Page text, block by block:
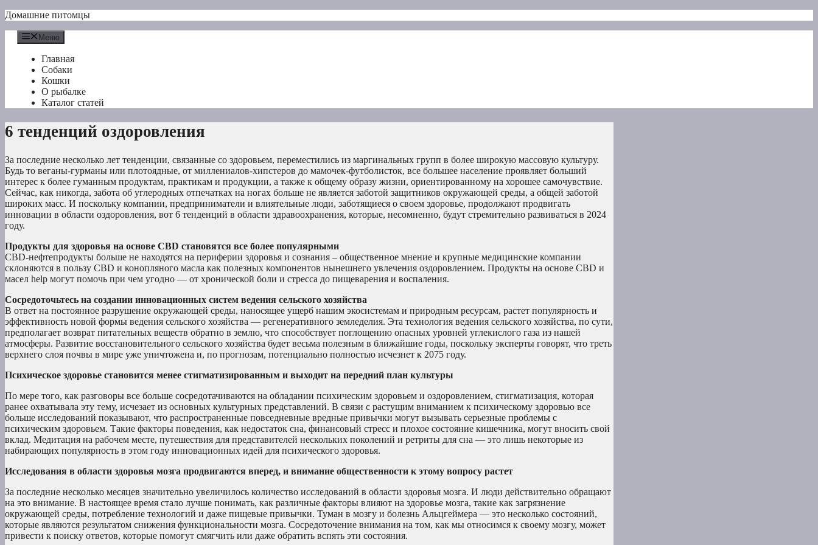
Перейти
содержимому
Домашние питомцы
Меню
Главная
Собаки
Кошки
О рыбалке
Каталог статей
6 тенденций оздоровления
За последние несколько лет тенденции, связанные со здоровьем, переместились из маргинальных групп в более широкую массовую культуру.
Будь то веганы-гурманы или плотоядные, от миллениалов-хипстеров до мамочек-футболисток, все большее население проявляет больший
интерес к более гуманным продуктам, практикам и продукции, а также к общему образу жизни, ориентированному на хорошее самочувствие.
Сейчас, как никогда, забота об углеродных отпечатках на ногах больше не является заботой защитников окружающей среды, а общей заботой
широких масс. И поскольку компании, предприниматели и влиятельные люди, заботящиеся о своем здоровье, продолжают продвигать
инновации в области оздоровления, вот 6 тенденций в области здравоохранения, которые, несомненно, будут стремительно развиваться в 2024
году.
Продукты для здоровья на основе CBD становятся все более популярными
CBD-нефтепродукты больше не находятся на периферии здоровья и сознания – общественное мнение и крупные медицинские компании
склоняются в пользу CBD и конопляного масла как полезных компонентов нынешнего увлечения оздоровлением. Продукты на основе CBD и
масел help могут помочь при чем угодно — от хронической боли и стресса до пищеварения и воспаления.
Сосредоточьтесь на создании инновационных систем ведения сельского хозяйства
В ответ на постоянное разрушение окружающей среды, наносящее ущерб нашим экосистемам и природным ресурсам, растет популярность и
эффективность новой формы ведения сельского хозяйства — регенеративного земледелия. Эта технология ведения сельского хозяйства, по сути,
предполагает возврат питательных веществ обратно в землю, что способствует поглощению опасных уровней углекислого газа из нашей
атмосферы. Развитие восстановительного сельского хозяйства будет весьма полезным в ближайшие годы, поскольку эксперты говорят, что треть
верхнего слоя почвы в мире уже уничтожена и, по прогнозам, потенциально полностью исчезнет к 2075 году.
Психическое здоровье становится менее стигматизированным и выходит на передний план культуры
По мере того, как разговоры все больше сосредотачиваются на обладании психическим здоровьем и оздоровлением, стигматизация, которая
ранее охватывала эту тему, исчезает из основных культурных представлений. В связи с растущим вниманием к психическому здоровью все
больше исследований показывают, что распространенные повседневные вредные привычки могут вызывать серьезные проблемы с
психическим здоровьем. Такие факторы поведения, как недостаток сна, финансовый стресс и плохое состояние кишечника, могут вносить свой
вклад. Медитация на рабочем месте, путешествия для представителей нескольких поколений и ретриты для сна — это лишь некоторые из
набирающих популярность в этом году инновационных идей для психического здоровья.
Исследования в области здоровья мозга продвигаются вперед, и внимание общественности к этому вопросу растет
За последние несколько месяцев значительно увеличилось количество исследований в области здоровья мозга. И люди действительно обращают
на это внимание. В настоящее время стало лучше понимать, как различные факторы влияют на здоровье мозга, такие как загрязнение
окружающей среды, потребление технологий и даже пищевые привычки. Туман в мозгу и болезнь Альцгеймера — это несколько состояний,
которые являются результатом снижения функциональности мозга. Сосредоточение внимания на том, как мы относимся к своему мозгу, может
привести к поиску ответов, которые помогут смягчить или даже обратить вспять эти состояния.